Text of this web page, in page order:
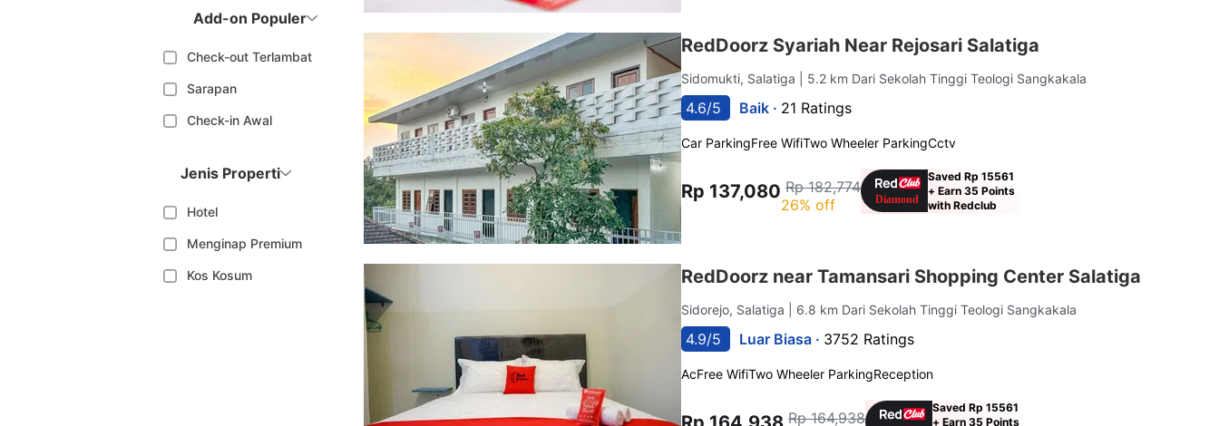
Add-on Populer
Check-out Terlambat
Sarapan
Check-in Awal
Jenis Properti
Hotel
Menginap Premium
Kos Kosum
RedDoorz Syariah Near Rejosari Salatiga
Sidomukti, Salatiga | 5.2 km Dari Sekolah Tinggi Teologi Sangkakala
4.6/5 Baik · 21 Ratings
Car ParkingFree WifiTwo Wheeler ParkingCctv
Rp 137,080 Rp 182,774
26% off
Saved Rp 15561
+ Earn 35 Points
with Redclub
RedDoorz near Tamansari Shopping Center Salatiga
Sidorejo, Salatiga | 6.8 km Dari Sekolah Tinggi Teologi Sangkakala
4.9/5 Luar Biasa · 3752 Ratings
AcFree WifiTwo Wheeler ParkingReception
Rp 164,938
Saved Rp 15561
+ Earn 35 Points